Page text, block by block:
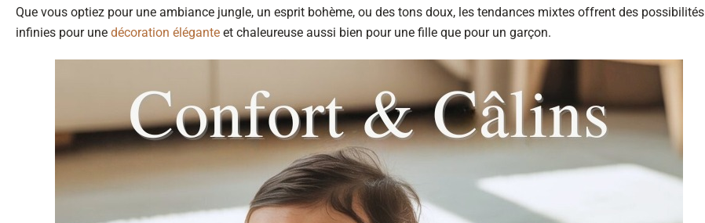
Que vous optiez pour une ambiance jungle, un esprit bohème, ou des tons doux, les tendances mixtes offrent des possibilités
infinies pour une décoration élégante et chaleureuse aussi bien pour une fille que pour un garçon.